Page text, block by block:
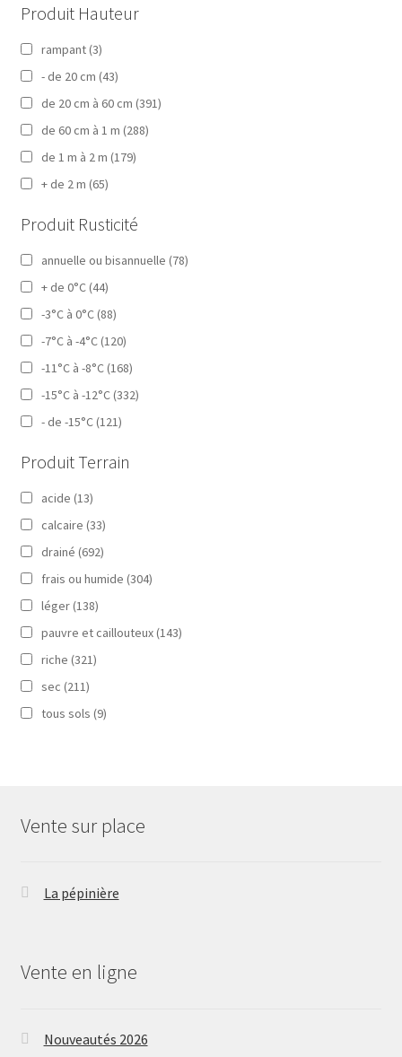
Produit Hauteur
rampant (3)
- de 20 cm (43)
de 20 cm à 60 cm (391)
de 60 cm à 1 m (288)
de 1 m à 2 m (179)
+ de 2 m (65)
Produit Rusticité
annuelle ou bisannuelle (78)
+ de 0°C (44)
-3°C à 0°C (88)
-7°C à -4°C (120)
-11°C à -8°C (168)
-15°C à -12°C (332)
- de -15°C (121)
Produit Terrain
acide (13)
calcaire (33)
drainé (692)
frais ou humide (304)
léger (138)
pauvre et caillouteux (143)
riche (321)
sec (211)
tous sols (9)
Vente sur place
La pépinière
Vente en ligne
Nouveautés 2026